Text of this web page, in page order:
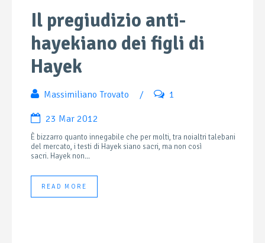
Il pregiudizio anti-
hayekiano dei figli di
Hayek
Massimiliano Trovato / 1
23 Mar 2012
È bizzarro quanto innegabile che per molti, tra noialtri talebani
del mercato, i testi di Hayek siano sacri, ma non così
sacri. Hayek non...
READ MORE